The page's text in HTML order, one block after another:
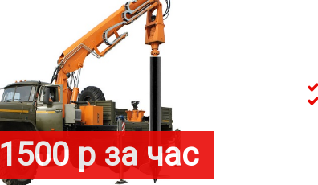
р за час